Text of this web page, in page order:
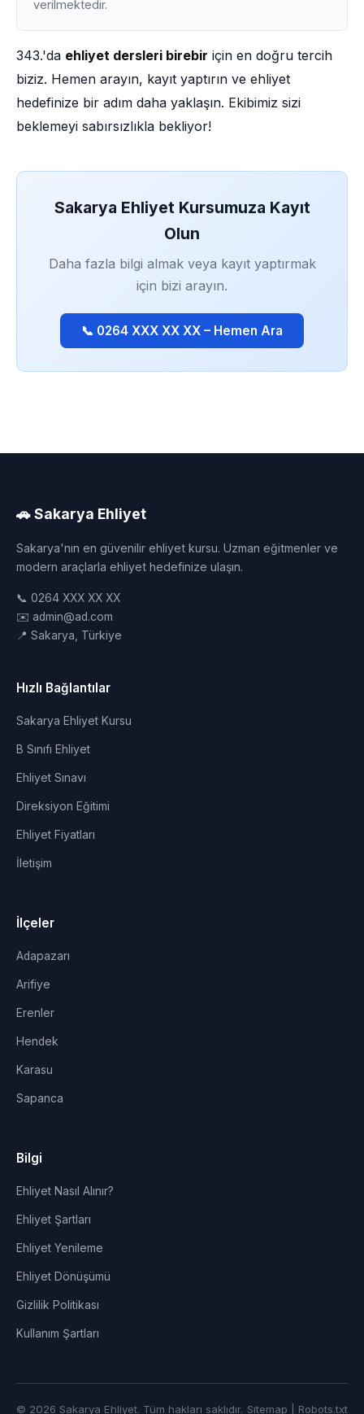
verilmektedir.
343.'da ehliyet dersleri birebir için en doğru tercih
biziz. Hemen arayın, kayıt yaptırın ve ehliyet
hedefinize bir adım daha yaklaşın. Ekibimiz sizi
beklemeyi sabırsızlıkla bekliyor!
Sakarya Ehliyet Kursumuza Kayıt
Olun
Daha fazla bilgi almak veya kayıt yaptırmak
için bizi arayın.
📞 0264 XXX XX XX – Hemen Ara
🚗 Sakarya Ehliyet
Sakarya'nın en güvenilir ehliyet kursu. Uzman eğitmenler ve
modern araçlarla ehliyet hedefinize ulaşın.
📞 0264 XXX XX XX
✉️ admin@ad.com
📍 Sakarya, Türkiye
Hızlı Bağlantılar
Sakarya Ehliyet Kursu
B Sınıfı Ehliyet
Ehliyet Sınavı
Direksiyon Eğitimi
Ehliyet Fiyatları
İletişim
İlçeler
Adapazarı
Arifiye
Erenler
Hendek
Karasu
Sapanca
Bilgi
Ehliyet Nasıl Alınır?
Ehliyet Şartları
Ehliyet Yenileme
Ehliyet Dönüşümü
Gizlilik Politikası
Kullanım Şartları
© 2026 Sakarya Ehliyet. Tüm hakları saklıdır. Sitemap Robots.txt